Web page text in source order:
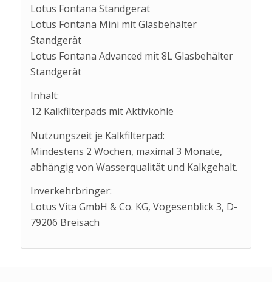
Lotus Fontana Standgerät
Lotus Fontana Mini mit Glasbehälter
Standgerät
Lotus Fontana Advanced mit 8L Glasbehälter
Standgerät
Inhalt:
12 Kalkfilterpads mit Aktivkohle
Nutzungszeit je Kalkfilterpad:
Mindestens 2 Wochen, maximal 3 Monate,
abhängig von Wasserqualität und Kalkgehalt.
Inverkehrbringer:
Lotus Vita GmbH & Co. KG, Vogesenblick 3, D-
79206 Breisach